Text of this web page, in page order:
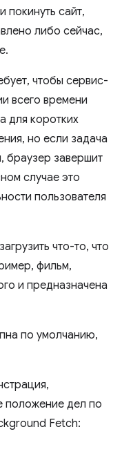
покинуть сайт,
либо сейчас,
чтобы сервис-
всего времени
для коротких
но если задача
браузер завершит
случае это
пользователя
что-то, что
фильм,
и предназначена
по умолчанию,
положение дел по
Fetch: